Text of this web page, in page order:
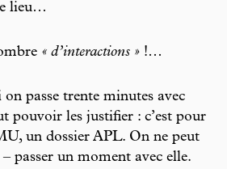
lieu…
« d’interactions » !…
on passe trente minutes avec
pouvoir les justifier : c’est pour
un dossier APL. On ne peut
passer un moment avec elle.